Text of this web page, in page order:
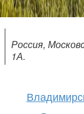
Россия,
1А.